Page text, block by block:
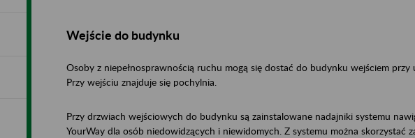
Wejście do budynku
Osoby z niepełnosprawnością ruchu mogą się dostać do budynku wejściem przy
Przy wejściu znajduje się pochylnia.
Przy drzwiach wejściowych do budynku są zainstalowane nadajniki systemu
YourWay dla osób niedowidzących i niewidomych. Z systemu można skorzystać